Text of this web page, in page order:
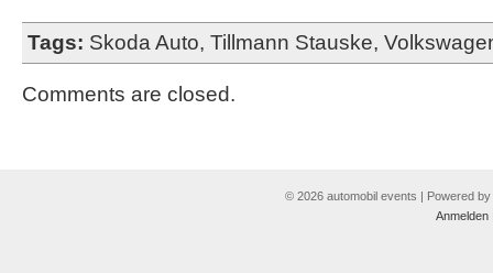
Tags: Skoda Auto, Tillmann Stauske,
Comments are closed.
© 2026 automobil events | Powered by
Anmelden|